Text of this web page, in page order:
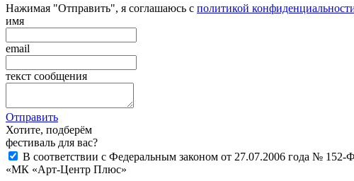
Нажимая "Отправить", я соглашаюсь с политикой
имя
email
текст сообщения
Отправить
Хотите, подберём
фестиваль для вас?
В соответствии с Федеральным законом от 27.07.2006 года №
«МК «Арт-Центр Плюс»